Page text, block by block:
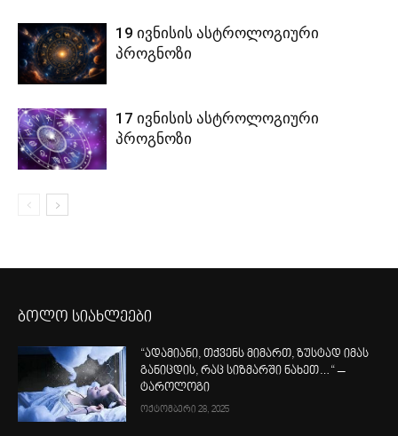
19 ივნისის ასტროლოგიური
პროგნოზი
17 ივნისის ასტროლოგიური
პროგნოზი
ბოლო სიახლეები
“ადამიანი, თქვენს მიმართ, ზუსტად იმას
განიცდის, რაც სიზმარში ნახეთ…“ –
ტაროლოგი
ოქტომბერი 28, 2025